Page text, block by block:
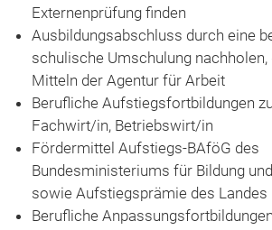
Externenprüfung finden
Ausbildungsabschluss durch eine
schulische Umschulung
Mitteln der Agentur für Arbeit
Berufliche Aufstiegsfortbildungen
Fachwirt/in, Betriebswirt/in
Fördermittel Aufstiegs-BAföG des
Bundesministeriums für Bildung
sowie Aufstiegsprämie des Landes
Berufliche Anpassungsfortbildungen